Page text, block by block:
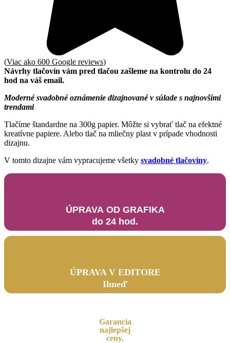
(Viac ako 600 Google reviews)
Návrhy tlačovín vám pred tlačou zašleme na kontrolu do 24
hod na váš email.
Moderné svadobné oznámenie dizajnované v súlade s najnovšími
trendami
Tlačíme štandardne na 300g papier. Môžte si vybrať tlač na efektné
kreatívne papiere. Alebo tlač na mliečny plast v prípade vhodnosti
dizajnu.
V tomto dizajne vám vypracujeme všetky svadobné tlačoviny.
ÚPRAVA OD GRAFIKA
do 24 hod.
ÚPRAVA V EDITORE
Ihneď
Garancia
najlepšej
ceny.